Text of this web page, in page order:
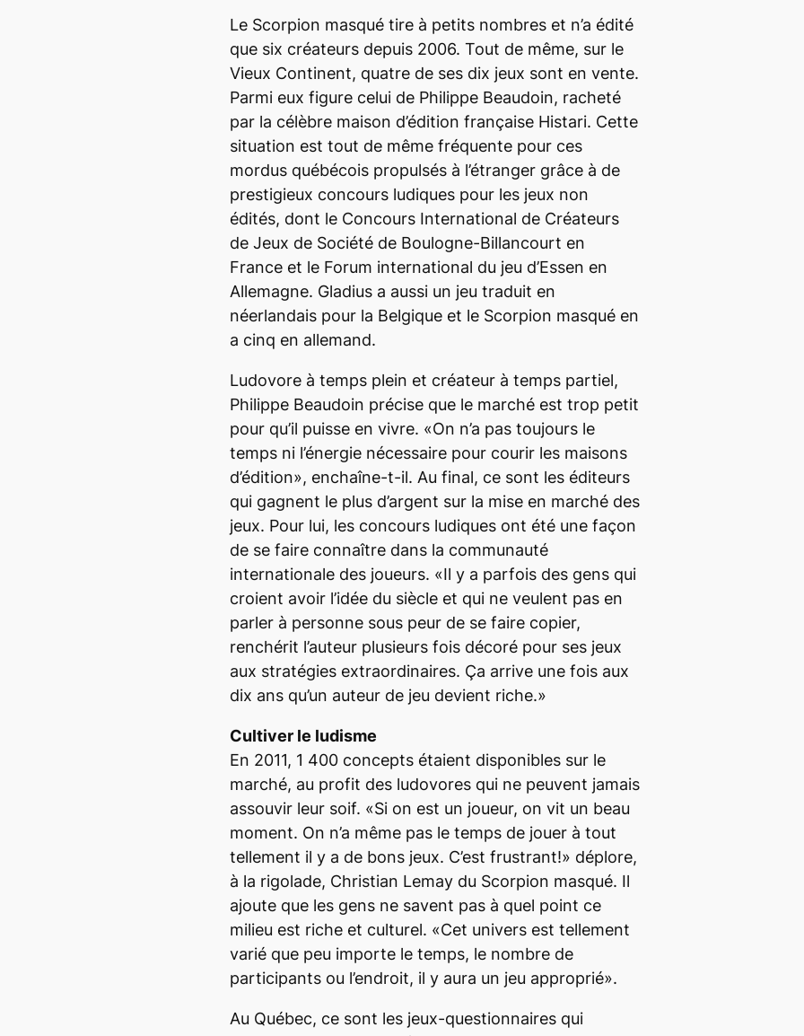
Le Scorpion masqué tire à petits nombres et n’a édité
que six créateurs depuis 2006. Tout de même, sur le
Vieux Continent, quatre de ses dix jeux sont en vente.
Parmi eux figure celui de Philippe Beaudoin, racheté
par la célèbre maison d’édition française Histari. Cette
situation est tout de même fréquente pour ces
mordus québécois propulsés à l’étranger grâce à de
prestigieux concours ludiques pour les jeux non
édités, dont le Concours International de Créateurs
de Jeux de Société de Boulogne-Billancourt en
France et le Forum international du jeu d’Essen en
Allemagne. Gladius a aussi un jeu traduit en
néerlandais pour la Belgique et le Scorpion masqué en
a cinq en allemand.
Ludovore à temps plein et créateur à temps partiel,
Philippe Beaudoin précise que le marché est trop petit
pour qu’il puisse en vivre. «On n’a pas toujours le
temps ni l’énergie nécessaire pour courir les maisons
d’édition», enchaîne-t-il. Au final, ce sont les éditeurs
qui gagnent le plus d’argent sur la mise en marché des
jeux. Pour lui, les concours ludiques ont été une façon
de se faire connaître dans la communauté
internationale des joueurs. «Il y a parfois des gens qui
croient avoir l’idée du siècle et qui ne veulent pas en
parler à personne sous peur de se faire copier,
renchérit l’auteur plusieurs fois décoré pour ses jeux
aux stratégies extraordinaires. Ça arrive une fois aux
dix ans qu’un auteur de jeu devient riche.»
Cultiver le ludisme
En 2011, 1 400 concepts étaient disponibles sur le
marché, au profit des ludovores qui ne peuvent jamais
assouvir leur soif. «Si on est un joueur, on vit un beau
moment. On n’a même pas le temps de jouer à tout
tellement il y a de bons jeux. C’est frustrant!» déplore,
à la rigolade, Christian Lemay du Scorpion masqué. Il
ajoute que les gens ne savent pas à quel point ce
milieu est riche et culturel. «Cet univers est tellement
varié que peu importe le temps, le nombre de
participants ou l’endroit, il y aura un jeu approprié».
Au Québec, ce sont les jeux-questionnaires qui